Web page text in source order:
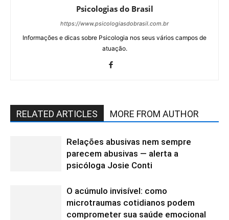
Psicologias do Brasil
https://www.psicologiasdobrasil.com.br
Informações e dicas sobre Psicologia nos seus vários campos de
atuação.
RELATED ARTICLES MORE FROM AUTHOR
Relações abusivas nem sempre
parecem abusivas — alerta a
psicóloga Josie Conti
O acúmulo invisível: como
microtraumas cotidianos podem
comprometer sua saúde emocional